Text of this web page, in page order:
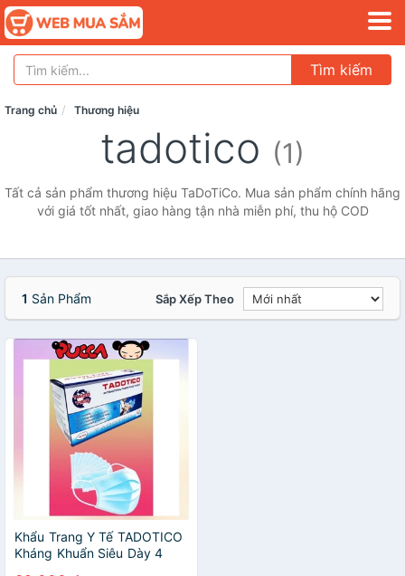
Tìm kiếm
Trang chủ Thương hiệu
tadotico (1)
Tất cả sản phẩm thương hiệu TaDoTiCo. Mua sản phẩm chính hãng
với giá tốt nhất, giao hàng tận nhà miễn phí, thu hộ COD
1 Sản Phẩm Sắp Xếp Theo
Khẩu Trang Y Tế TADOTICO
Kháng Khuẩn Siêu Dày 4